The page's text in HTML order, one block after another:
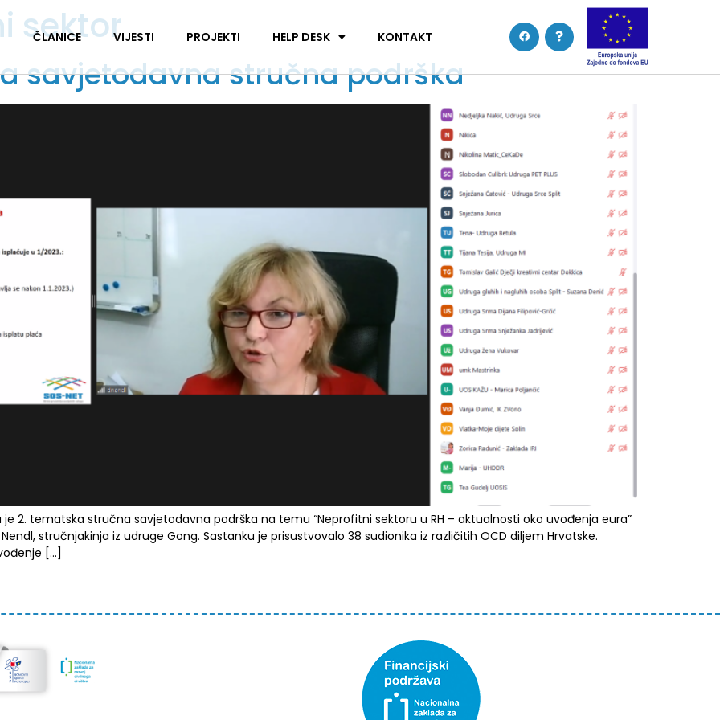
ČLANICE VIJESTI PROJEKTI HELP DESK KONTAKT
sektor
savjetodavna stručna podrška
je 2. tematska stručna savjetodavna podrška na temu “Neprofitni sektoru u RH – aktualnosti oko uvođenja eura”
stručnjakinja iz udruge Gong. Sastanku je prisustvovalo 38 sudionika iz različitih OCD diljem Hrvatske.
[…]